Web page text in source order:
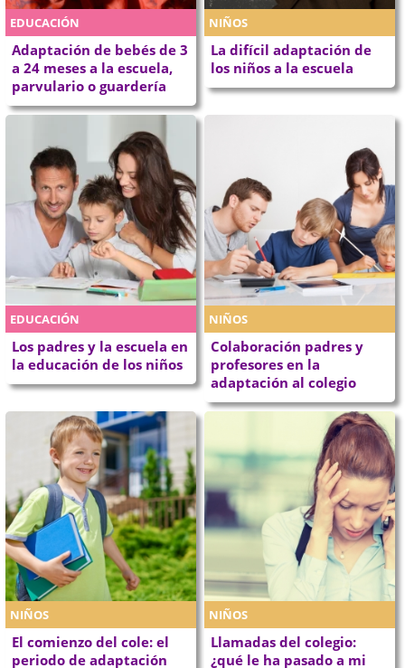
EDUCACIÓN
Adaptación de bebés de 3
a 24 meses a la escuela,
parvulario o guardería
NIÑOS
La difícil adaptación de
los niños a la escuela
EDUCACIÓN
Los padres y la escuela en
la educación de los niños
NIÑOS
Colaboración padres y
profesores en la
adaptación al colegio
NIÑOS
El comienzo del cole: el
periodo de adaptación
NIÑOS
Llamadas del colegio:
¿qué le ha pasado a mi